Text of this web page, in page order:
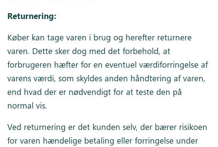
Returnering:
Køber kan tage varen i brug og herefter returnere
varen. Dette sker dog med det forbehold, at
forbrugeren hæfter for en eventuel værdiforringelse af
varens værdi, som skyldes anden håndtering af varen,
end hvad der er nødvendigt for at teste den på
normal vis.
Ved returnering er det kunden selv, der bærer risikoen
for varen hændelige betaling eller forringelse under